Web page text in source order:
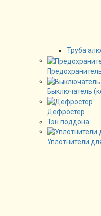
Труба
Выключатель
Дефростер
Тэн поддона
Уплотнители